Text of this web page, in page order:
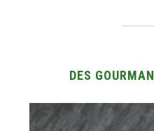
DES